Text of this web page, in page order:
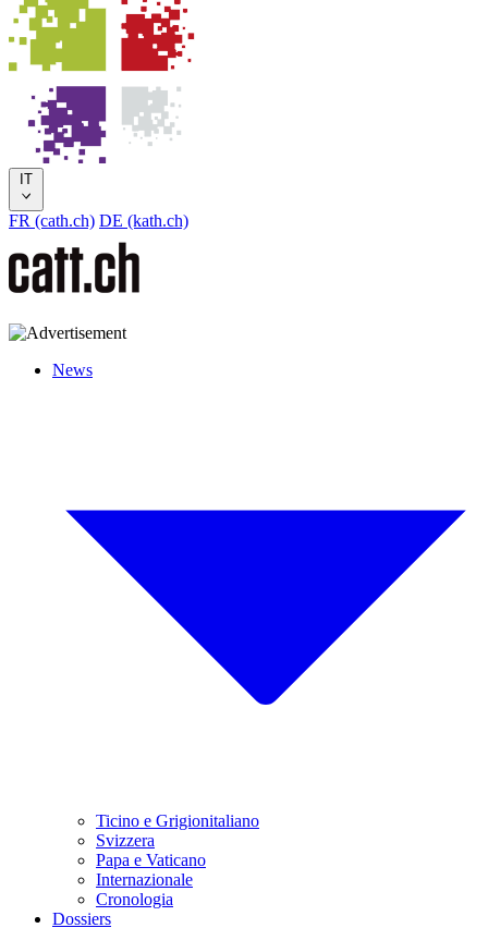
IT
FR (cath.ch) DE (kath.ch)
News
Ticino e Grigionitaliano
Svizzera
Papa e Vaticano
Internazionale
Cronologia
Dossiers